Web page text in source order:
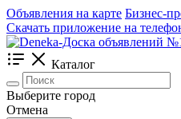
Объявления на карте Бизнес-
Скачать приложение на
Каталог
Выберите город
Отмена